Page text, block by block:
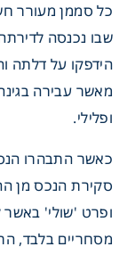
תכנון
כל סממן מעורר
שבו נכנסה
הידפקו על דלתה
מאשר עבירה
ופלילי.
כאשר התבהרו
סקירת הנכס מן
ופרט 'שולי' באשר
מסחריים בלבד,